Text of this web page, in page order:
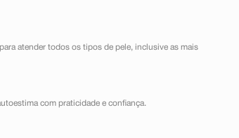
atender todos os tipos de pele, inclusive as mais
com praticidade e confiança.